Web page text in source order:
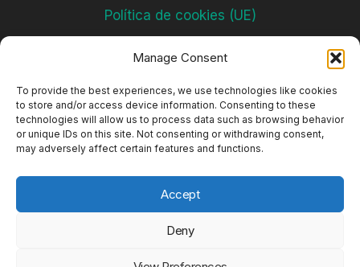
Manage Consent
To provide the best experiences, we use technologies like cookies
to store and/or access device information. Consenting to these
technologies will allow us to process data such as browsing behavior
or unique IDs on this site. Not consenting or withdrawing consent,
may adversely affect certain features and functions.
Accept
Deny
Política de cookies (UE)
Subscríbete